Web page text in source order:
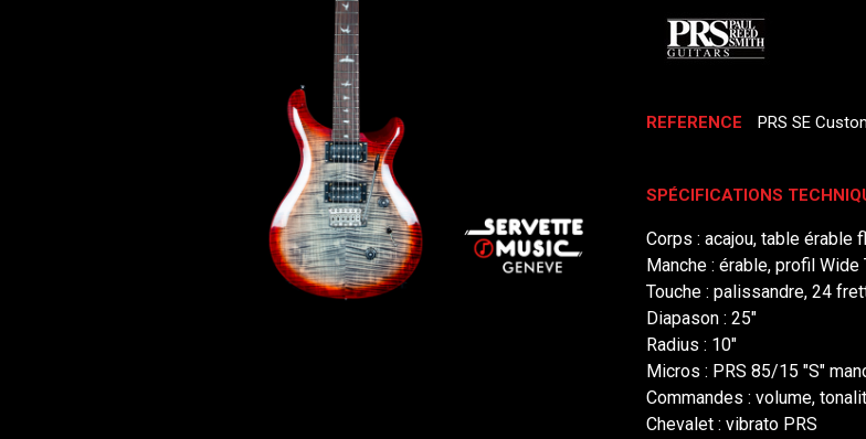
REFERENCE PRS SE
SPÉCIFICATIONS
Corps : acajou, table érable
Manche : érable, profil Wide
Touche : palissandre, 24
Diapason : 25"
Radius : 10"
Micros : PRS 85/15 "S"
Commandes : volume,
Chevalet : vibrato PRS